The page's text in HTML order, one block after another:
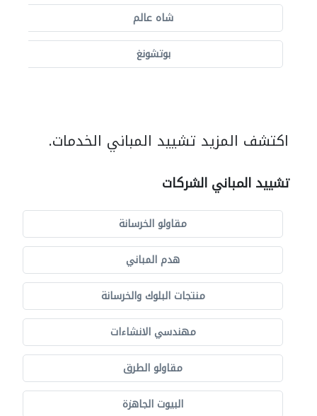
شاه عالم
بوتشونغ
اكتشف المزيد تشييد المباني الخدمات.
تشييد المباني الشركات
مقاولو الخرسانة
هدم المباني
منتجات البلوك والخرسانة
مهندسي الانشاءات
مقاولو الطرق
البيوت الجاهزة